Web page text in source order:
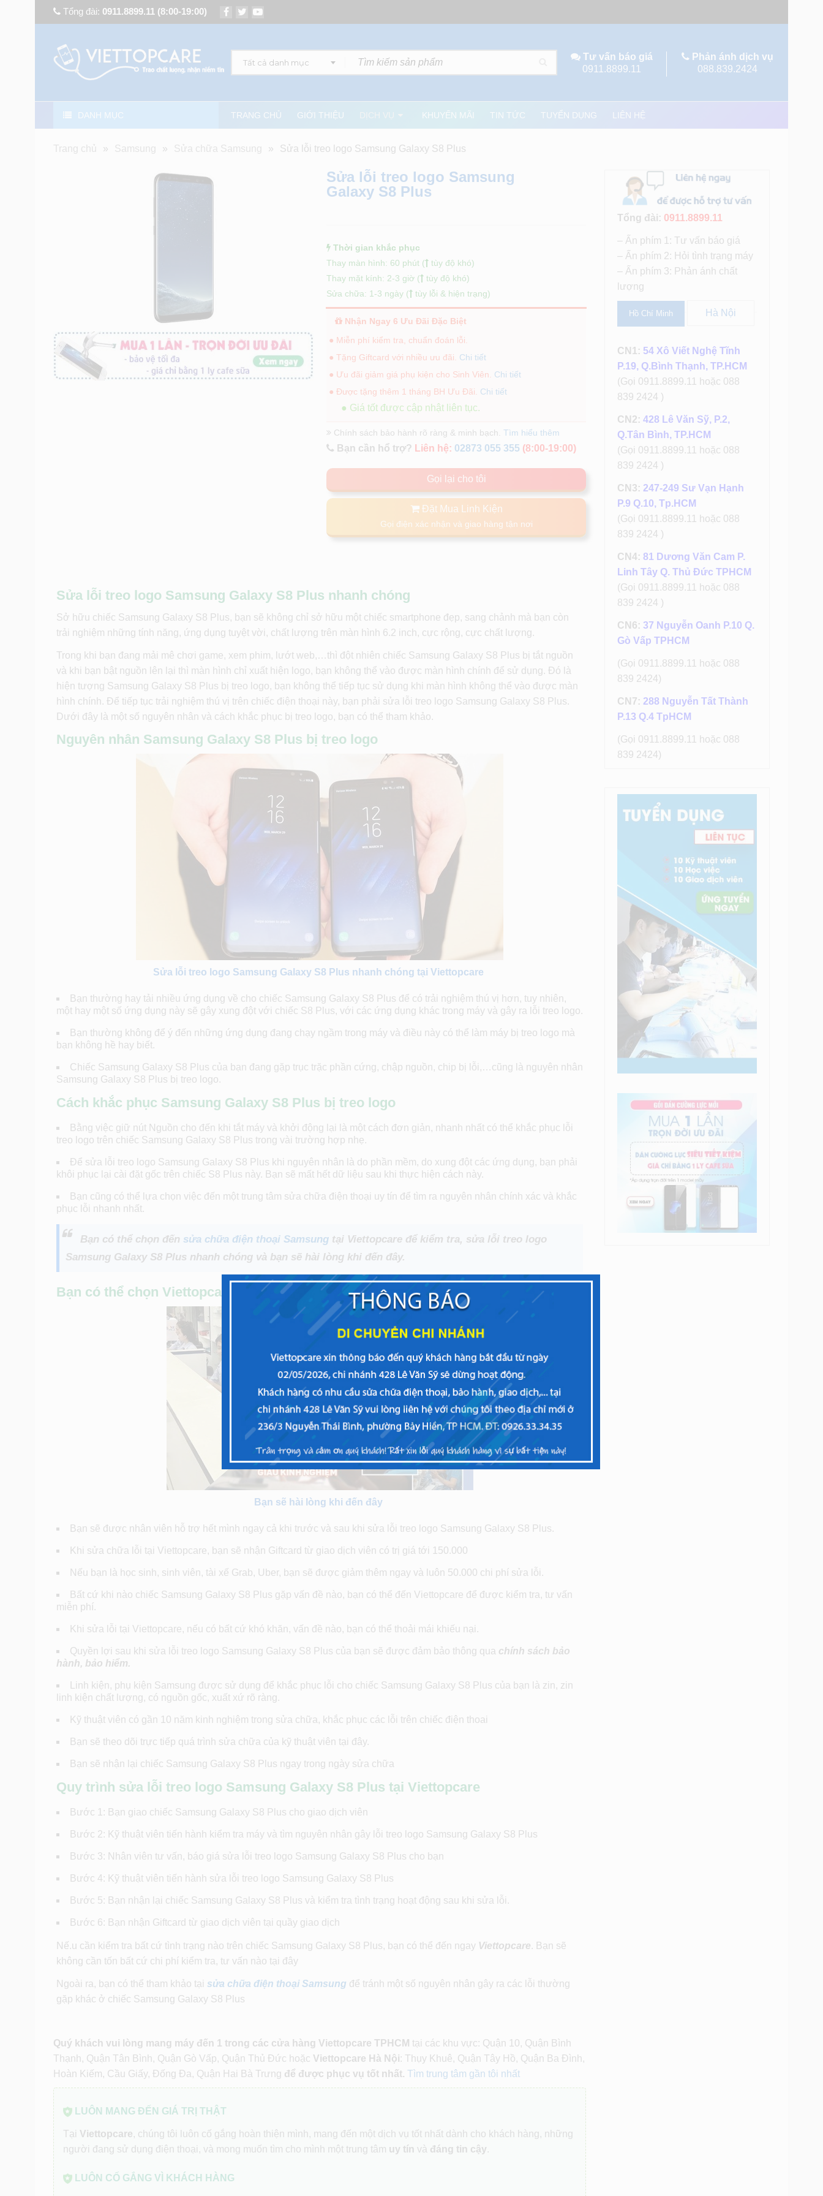
Tổng đài: 0911.8899.11 (8:00-19:00)
Tất cả danh mục
Tư vấn báo giá
0911.8899.11
Phản ánh dịch vụ
088.839.2424
DANH MỤC TRANG CHỦ GIỚI THIỆU DỊCH VỤ KHUYẾN MÃI TIN TỨC TUYỂN DỤNG LIÊN HỆ
Trang chủ » Samsung » Sửa chữa Samsung » Sửa lỗi treo logo Samsung Galaxy S8 Plus
Sửa lỗi treo logo Samsung
Galaxy S8 Plus
Thời gian khắc phục
Thay màn hình: 60 phút (
tùy độ khó)
Thay mặt kính: 2-3 giờ (
tùy độ khó)
Sửa chữa: 1-3 ngày (
tùy lỗi & hiện trạng)
Nhận Ngay 6 Ưu Đãi Đặc Biệt
● Miễn phí kiểm tra, chuẩn đoán lỗi.
● Tặng Giftcard với nhiều ưu đãi. Chi tiết
● Ưu đãi giảm giá phụ kiện cho Sinh Viên. Chi tiết
● Được tặng thêm 1 tháng BH Ưu Đãi. Chi tiết
● Giá tốt được cập nhật liên tục.
Chính sách bảo hành rõ ràng & minh bạch.Tìm hiểu thêm
Bạn cần hổ trợ? Liên hệ: 02873 055 355 (8:00-19:00)
Gọi lại cho tôi
Đặt Mua Linh Kiện
Gọi điện xác nhận và giao hàng tận nơi
Sửa lỗi treo logo Samsung Galaxy S8 Plus nhanh chóng
Sở hữu chiếc Samsung Galaxy S8 Plus, bạn sẽ không chỉ sở hữu một chiếc smartphone đẹp, sang chảnh mà bạn còn
trải nghiệm những tính năng, ứng dụng tuyệt vời, chất lượng trên màn hình 6.2 inch, cực rộng, cực chất lượng.
Trong khi bạn đang mải mê chơi game, xem phim, lướt web,…thì đột nhiên chiếc Samsung Galaxy S8 Plus bị tắt nguồn
và khi bạn bật nguồn lên lại thì màn hình chỉ xuất hiện logo, bạn không thể vào được màn hình chính để sử dụng. Đó là
hiện tượng Samsung Galaxy S8 Plus bị treo logo, bạn không thể tiếp tục sử dụng khi màn hình không thể vào được màn
hình chính. Để tiếp tục trải nghiệm thú vị trên chiếc điện thoại này, bạn phải sửa lỗi treo logo Samsung Galaxy S8 Plus.
Dưới đây là một số nguyên nhân và cách khắc phục bị treo logo, bạn có thể tham khảo.
Nguyên nhân Samsung Galaxy S8 Plus bị treo logo
Sửa lỗi treo logo Samsung Galaxy S8 Plus nhanh chóng tại Viettopcare
Bạn thường hay tải nhiều ứng dụng về cho chiếc Samsung Galaxy S8 Plus để có trải nghiệm thú vị hơn, tuy nhiên,
một hay một số ứng dụng này sẽ gây xung đột với chiếc S8 Plus, với các ứng dụng khác trong máy và gây ra lỗi treo logo.
Bạn thường không để ý đến những ứng dụng đang chạy ngầm trong máy và điều này có thể làm máy bị treo logo mà
bạn không hề hay biết.
Chiếc Samsung Galaxy S8 Plus của bạn đang gặp trục trặc phần cứng, chập nguồn, chip bị lỗi,…cũng là nguyên nhân
Samsung Galaxy S8 Plus bị treo logo.
Cách khắc phục Samsung Galaxy S8 Plus bị treo logo
Bằng việc giữ nút Nguồn cho đến khi tắt máy và khởi động lại là một cách đơn giản, nhanh nhất có thể khắc phục lỗi
treo logo trên chiếc Samsung Galaxy S8 Plus trong vài trường hợp nhẹ.
Để sửa lỗi treo logo Samsung Galaxy S8 Plus khi nguyên nhân là do phần mềm, do xung đột các ứng dụng, bạn phải
khôi phục lại cài đặt gốc trên chiếc S8 Plus này. Bạn sẽ mất hết dữ liệu sau khi thực hiện cách này.
Bạn cũng có thể lựa chọn việc đến một trung tâm sửa chữa điện thoại uy tín để tìm ra nguyên nhân chính xác và khắc
phục lỗi nhanh nhất.
Bạn có thể chọn đến sửa chữa điện thoại Samsung tại Viettopcare để kiểm tra, sửa lỗi treo logo
Samsung Galaxy S8 Plus nhanh chóng và bạn sẽ hài lòng khi đến đây.
Bạn có thể chọn Viettopcare để sửa lỗi treo logo Samsung Galaxy S8 Plus, vì sao?
Bạn sẽ hài lòng khi đến đây
Bạn sẽ được nhân viên hỗ trợ hết mình ngay cả khi trước và sau khi sửa lỗi treo logo Samsung Galaxy S8 Plus.
Khi sửa chữa lỗi tại Viettopcare, bạn sẽ nhận Giftcard từ giao dịch viên có trị giá tới 150.000
Nếu bạn là học sinh, sinh viên, tài xế Grab, Uber, bạn sẽ được giảm thêm ngay và luôn 50.000 chi phí sửa lỗi.
Bất cứ khi nào chiếc Samsung Galaxy S8 Plus gặp vấn đề nào, bạn có thể đến Viettopcare để được kiểm tra, tư vấn
miễn phí.
Khi sửa lỗi tại Viettopcare, nếu có bất cứ khó khăn, vấn đề nào, bạn có thể thoải mái khiếu nại.
Quyền lợi sau khi sửa lỗi treo logo Samsung Galaxy S8 Plus của bạn sẽ được đảm bảo thông qua chính sách bảo
hành, bảo hiểm.
Linh kiện, phụ kiện Samsung được sử dụng để khắc phục lỗi cho chiếc Samsung Galaxy S8 Plus của bạn là zin, zin
linh kiện chất lượng, có nguồn gốc, xuất xứ rõ ràng.
Kỹ thuật viên có gần 10 năm kinh nghiệm trong sửa chữa, khắc phục các lỗi trên chiếc điện thoai
Bạn sẽ theo dõi trực tiếp quá trình sửa chữa của kỹ thuật viên tại đây.
Bạn sẽ nhận lại chiếc Samsung Galaxy S8 Plus ngay trong ngày sửa chữa
Quy trình sửa lỗi treo logo Samsung Galaxy S8 Plus tại Viettopcare
Bước 1: Bạn giao chiếc Samsung Galaxy S8 Plus cho giao dịch viên
Bước 2: Kỹ thuật viên tiến hành kiểm tra máy và tìm nguyên nhân gây lỗi treo logo Samsung Galaxy S8 Plus
Bước 3: Nhân viên tư vấn, báo giá sửa lỗi treo logo Samsung Galaxy S8 Plus cho bạn
Bước 4: Kỹ thuật viên tiến hành sửa lỗi treo logo Samsung Galaxy S8 Plus
Bước 5: Bạn nhận lại chiếc Samsung Galaxy S8 Plus và kiểm tra tình trạng hoạt động sau khi sửa lỗi.
Bước 6: Bạn nhận Giftcard từ giao dịch viên tại quầy giao dịch
Nế.u cần kiểm tra bất cứ tình trạng nào trên chiếc Samsung Galaxy S8 Plus, bạn có thể đến ngay Viettopcare. Bạn sẽ
không cần tốn bất cứ chi phí kiểm tra, tư vấn nào tại đây
Ngoài ra, bạn có thể tham khảo tại sửa chữa điện thoại Samsung để tránh một số nguyên nhân gây ra các lỗi thường
gặp khác ở chiếc Samsung Galaxy S8 Plus
Quý khách vui lòng mang máy đến 1 trong các cửa hàng Viettopcare TPHCM tại các khu vực: Quận 10, Quận Bình
Thạnh, Quận Tân Bình, Quận Gò Vấp, Quận Thủ Đức hoặc Viettopcare Hà Nội: Thụy Khuê, Quận Tây Hồ, Quận Ba Đình,
Hoàn Kiếm, Cầu Giấy, Đống Đa, Quận Hai Bà Trưng để được phục vụ tốt nhất. Tìm trung tâm gần tôi nhất
LUÔN MANG ĐẾN GIÁ TRỊ THẬT
Tại Viettopcare, chúng tôi luôn cố gắng hoàn thiện mình, mang đến một dịch vụ tốt nhất dành cho khách hàng, những
người đang sử dụng điện thoại, và mong muốn tìm cho mình một trung tâm uy tín và đáng tin cậy.
LUÔN CỐ GẮNG VÌ KHÁCH HÀNG
Tổng đài: 0911.8899.11
– Ấn phím 1: Tư vấn báo giá
– Ấn phím 2: Hỏi tình trạng máy
– Ấn phím 3: Phản ánh chất
lượng
Hồ Chí Minh Hà Nội
CN1: 54 Xô Viết Nghệ Tĩnh
P.19, Q.Bình Thạnh, TP.HCM
(Gọi 0911.8899.11 hoặc 088
839 2424 )
CN2: 428 Lê Văn Sỹ, P.2,
Q.Tân Bình, TP.HCM
(Gọi 0911.8899.11 hoặc 088
839 2424 )
CN3: 247-249 Sư Vạn Hạnh
P.9 Q.10, Tp.HCM
(Gọi 0911.8899.11 hoặc 088
839 2424 )
CN4: 81 Dương Văn Cam P.
Linh Tây Q. Thủ Đức TPHCM
(Gọi 0911.8899.11 hoặc 088
839 2424 )
CN6: 37 Nguyễn Oanh P.10 Q.
Gò Vấp TPHCM
(Gọi 0911.8899.11 hoặc 088
839 2424)
CN7: 288 Nguyễn Tất Thành
P.13 Q.4 TpHCM
(Gọi 0911.8899.11 hoặc 088
839 2424)